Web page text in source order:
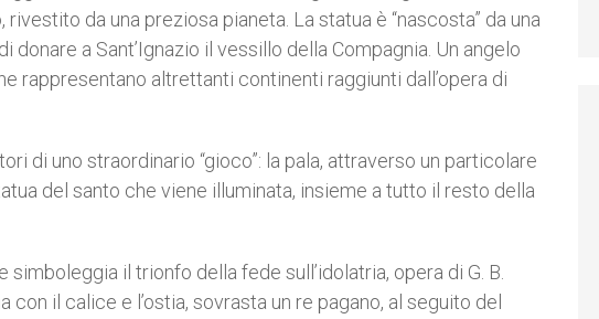
da una preziosa pianeta. La statua è “nascosta” da una
a Sant’Ignazio il vessillo della Compagnia. Un angelo
rappresentano altrettanti continenti raggiunti dall’opera di
di uno straordinario “gioco”: la pala, attraverso un particolare
del santo che viene illuminata, insieme a tutto il resto della
il trionfo della fede sull’idolatria, opera di G. B.
il calice e l’ostia, sovrasta un re pagano, al seguito del